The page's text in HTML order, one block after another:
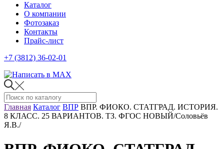
Каталог
О компании
Фотозаказ
Контакты
Прайс-лист
+7 (3812) 36-02-01
Главная Каталог ВПР ВПР. ФИОКО. СТАТГРАД. ИСТОРИЯ.
8 КЛАСС. 25 ВАРИАНТОВ. ТЗ. ФГОС НОВЫЙ/Соловьёв
Я.В./